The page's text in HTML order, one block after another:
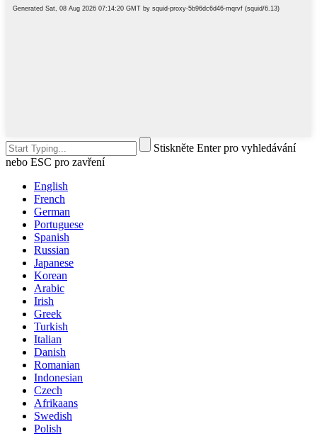
Stiskněte Enter pro vyhledávání
nebo ESC pro zavření
English
French
German
Portuguese
Spanish
Russian
Japanese
Korean
Arabic
Irish
Greek
Turkish
Italian
Danish
Romanian
Indonesian
Czech
Afrikaans
Swedish
Polish